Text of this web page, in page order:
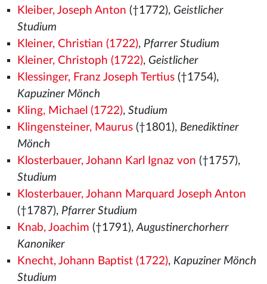
Kleiber, Joseph Anton (†1772), Geistlicher
Studium
Kleiner, Christian (1722), Pfarrer Studium
Kleiner, Christoph (1722), Geistlicher
Klessinger, Franz Joseph Tertius(†1754),
Kapuziner Mönch
Kling, Michael (1722), Studium
Klingensteiner, Maurus(†1801), Benediktiner
Mönch
Klosterbauer, Johann Karl Ignaz von (†1757),
Studium
Klosterbauer, Johann Marquard Joseph Anton
(†1787), Pfarrer Studium
Knab, Joachim (†1791),Augustinerchorherr
Kanoniker
Knecht, Johann Baptist (1722), Kapuziner Mönch
Studium